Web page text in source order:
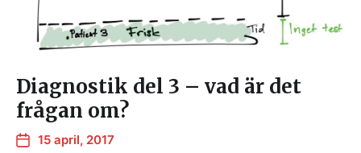
Diagnostik del 3 – vad är det
frågan om?
15 april, 2017